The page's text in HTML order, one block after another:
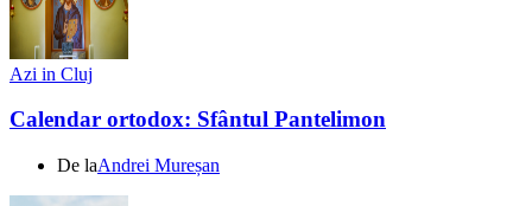
Azi in Cluj
Calendar ortodox: Sfântul Pantelimon
De laAndrei Mureșan